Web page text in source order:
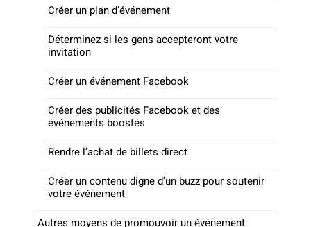
Créer un plan d’événement
Déterminez si les gens accepteront votre
invitation
Créer un événement Facebook
Créer des publicités Facebook et des
événements boostés
Rendre l’achat de billets direct
Créer un contenu digne d’un buzz pour soutenir
votre événement
Autres moyens de promouvoir un événement